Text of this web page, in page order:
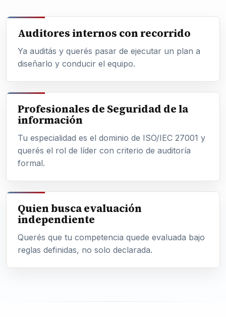
Auditores internos con recorrido
Ya auditás y querés pasar de ejecutar un plan a
diseñarlo y conducir el equipo.
Profesionales de Seguridad de la
información
Tu especialidad es el dominio de ISO/IEC 27001 y
querés el rol de líder con criterio de auditoría
formal.
Quien busca evaluación
independiente
Querés que tu competencia quede evaluada bajo
reglas definidas, no solo declarada.